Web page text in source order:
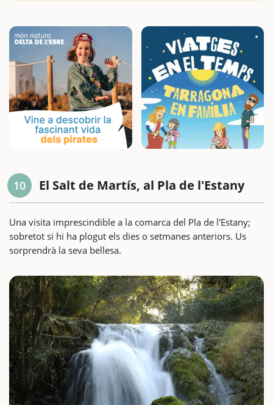
10 El Salt de Martís, al Pla de l'Estany
Una visita imprescindible a la comarca del Pla de l'Estany;
sobretot si hi ha plogut els dies o setmanes anteriors. Us
sorprendrà la seva bellesa.